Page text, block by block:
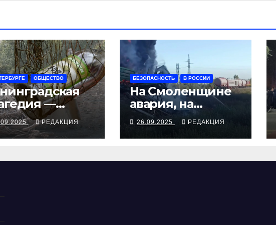
ОБЩЕСТВО
—
смертей от
РЕДАКЦИЯ
БЕЗОПАСНОСТЬ В РОССИИ
На Смоленщине
авария, на
Псковщине
взрыв
26.09.2025 РЕДАКЦИЯ